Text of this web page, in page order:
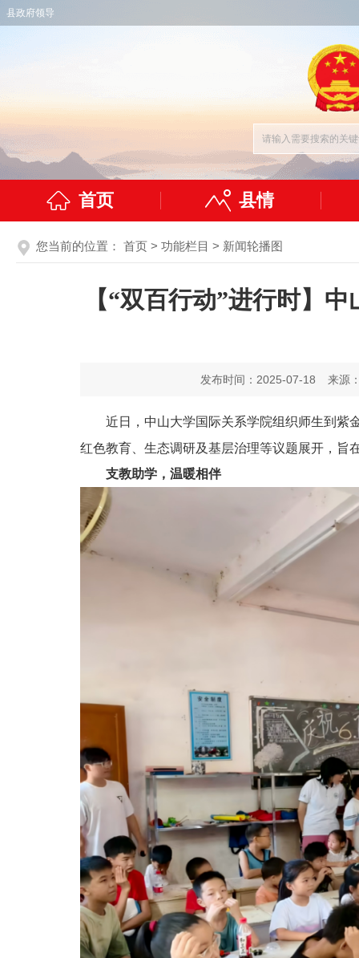
县政府领导
首页 县情
您当前的位置： 首页 > 功能栏目 > 新闻轮播图
【“双百行动”进行时】
发布时间：2025-07-18 来源
近日，中山大学国际关系学院组织师生到紫
红色教育、生态调研及基层治理等议题展开，
支教助学，温暖相伴